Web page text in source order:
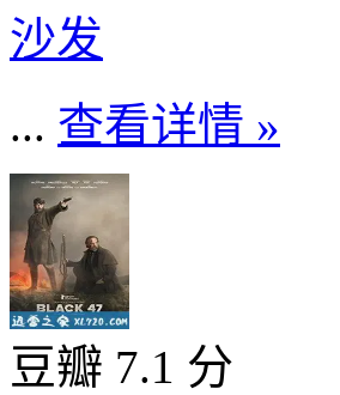
沙发
... 查看详情 »
豆瓣 7.1 分